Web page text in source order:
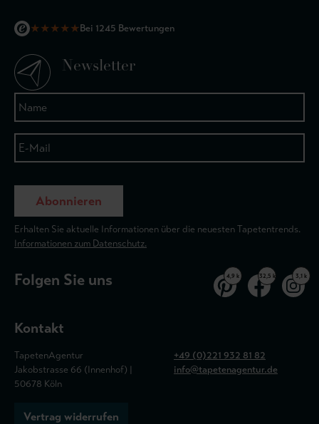
★★★★★Bei 1245 Bewertungen
Newsletter
Abonnieren
Erhalten Sie aktuelle Informationen über die neuesten Tapetentrends.
Informationen zum Datenschutz.
Folgen Sie uns 4,9 k 32,5 k 3,1 k
Kontakt
TapetenAgentur
Jakobstrasse 66 (Innenhof) |
50678 Köln
+49 (0)221 932 81 82
info@tapetenagentur.de
Vertrag widerrufen